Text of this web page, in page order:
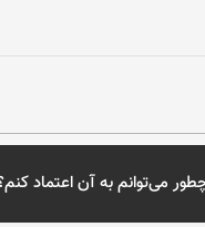
می‌توانم به آن اعتماد